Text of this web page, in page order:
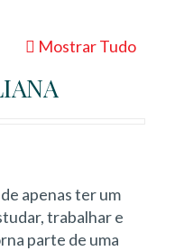
Mostrar Tudo
apenas ter um
trabalhar e
parte de uma